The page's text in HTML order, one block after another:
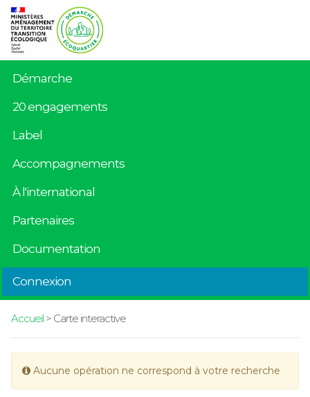
Démarche
20 engagements
Label
Accompagnements
À l'international
Partenaires
Documentation
Connexion
Accueil> Carte interactive
Aucune opération ne correspond à votre recherche